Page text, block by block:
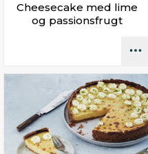
Cheesecake med lime
og passionsfrugt